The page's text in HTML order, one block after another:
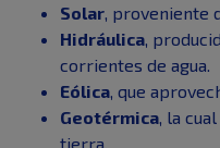
Solar , proveniente
Hidráulica ,
corrientes de agua.
Eólica , que
Geotérmica , la
tierra.